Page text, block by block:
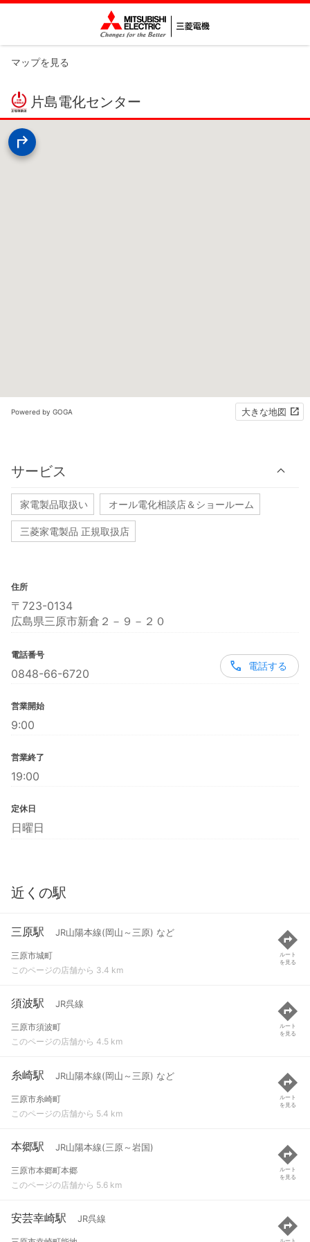
マップを見る
片島電化センター
Powered by GOGA 大きな地図
サービス
家電製品取扱い オール電化相談店＆ショールーム
三菱家電製品 正規取扱店
住所
〒723-0134
広島県三原市新倉２－９－２０
電話番号
0848-66-6720
電話する
営業開始
9:00
営業終了
19:00
定休日
日曜日
近くの駅
三原駅 JR山陽本線(岡山～三原) など
三原市城町
このページの店舗から 3.4 km
ルート
を見る
須波駅 JR呉線
三原市須波町
このページの店舗から 4.5 km
ルート
を見る
糸崎駅 JR山陽本線(岡山～三原) など
三原市糸崎町
このページの店舗から 5.4 km
ルート
を見る
本郷駅 JR山陽本線(三原～岩国)
三原市本郷町本郷
このページの店舗から 5.6 km
ルート
を見る
安芸幸崎駅 JR呉線